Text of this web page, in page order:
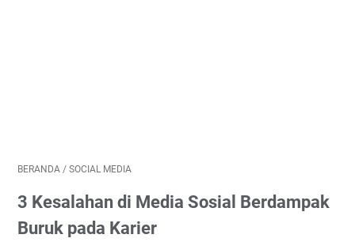
BERANDA / SOCIAL MEDIA
3 Kesalahan di Media Sosial Berdampak
Buruk pada Karier